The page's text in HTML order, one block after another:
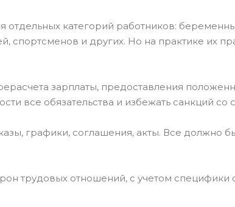
отдельных категорий работников:
и других. Но на практике их
зарплаты, предоставления
все обязательства и избежать санкций со
графики, соглашения, акты. Все должно
трудовых отношений, с учетом специфики